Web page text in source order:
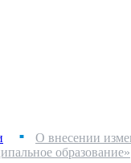
■
О внесении
образование»